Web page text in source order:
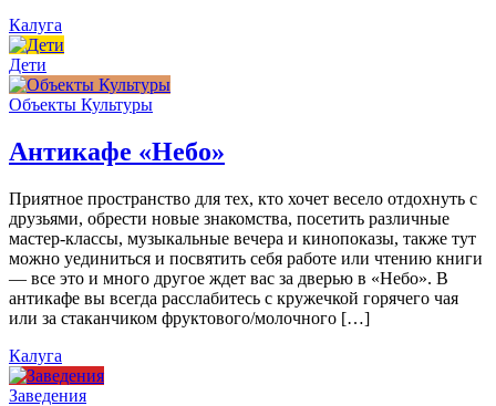
Калуга
Дети
Объекты Культуры
Антикафе «Небо»
Приятное пространство для тех, кто хочет весело отдохнуть с
друзьями, обрести новые знакомства, посетить различные
мастер-классы, музыкальные вечера и кинопоказы, также тут
можно уединиться и посвятить себя работе или чтению книги
— все это и много другое ждет вас за дверью в «Небо». В
антикафе вы всегда расслабитесь с кружечкой горячего чая
или за стаканчиком фруктового/молочного […]
Калуга
Заведения